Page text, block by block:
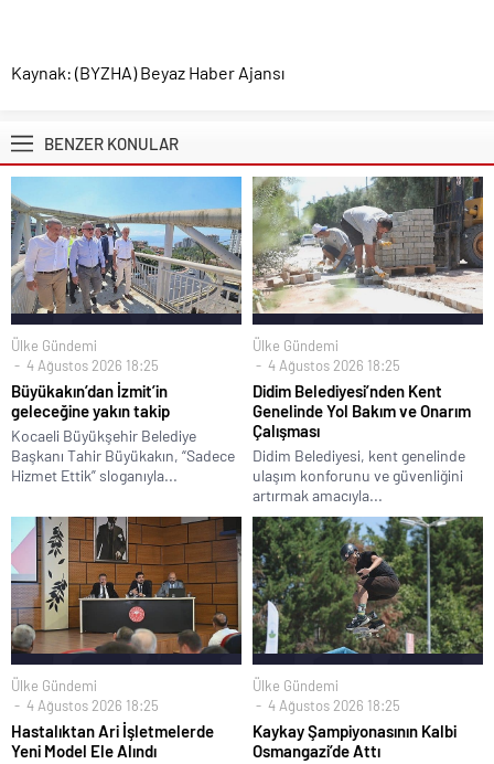
Kaynak: (BYZHA) Beyaz Haber Ajansı
BENZER KONULAR
Ülke Gündemi
4 Ağustos 2026 18:25
Büyükakın’dan İzmit’in
geleceğine yakın takip
Kocaeli Büyükşehir Belediye
Başkanı Tahir Büyükakın, “Sadece
Hizmet Ettik” sloganıyla...
Ülke Gündemi
4 Ağustos 2026 18:25
Didim Belediyesi’nden Kent
Genelinde Yol Bakım ve Onarım
Çalışması
Didim Belediyesi, kent genelinde
ulaşım konforunu ve güvenliğini
artırmak amacıyla...
Ülke Gündemi
4 Ağustos 2026 18:25
Hastalıktan Ari İşletmelerde
Yeni Model Ele Alındı
Ülke Gündemi
4 Ağustos 2026 18:25
Kaykay Şampiyonasının Kalbi
Osmangazi’de Attı